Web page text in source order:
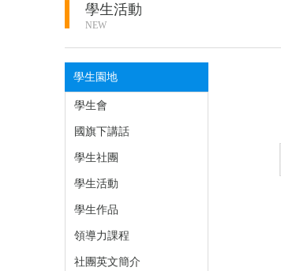
學生活動
NEW
學生園地
學生會
國旗下講話
學生社團
學生活動
學生作品
領導力課程
社團英文簡介